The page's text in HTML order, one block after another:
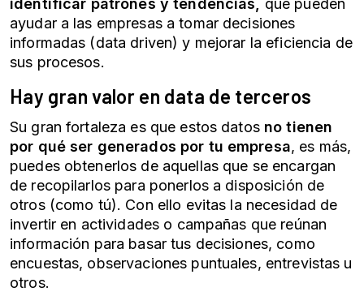
identificar patrones y tendencias,
que pueden
ayudar a las empresas a tomar decisiones
informadas (data driven) y mejorar la eficiencia de
sus procesos.
Hay gran valor en data de terceros
Su gran fortaleza es que estos datos no tienen
por qué ser generados por tu empresa, es más,
puedes obtenerlos de aquellas que se encargan
de recopilarlos para ponerlos a disposición de
otros (como tú). Con ello evitas la necesidad de
invertir en actividades o campañas que reúnan
información para basar tus decisiones, como
encuestas, observaciones puntuales, entrevistas u
otros.